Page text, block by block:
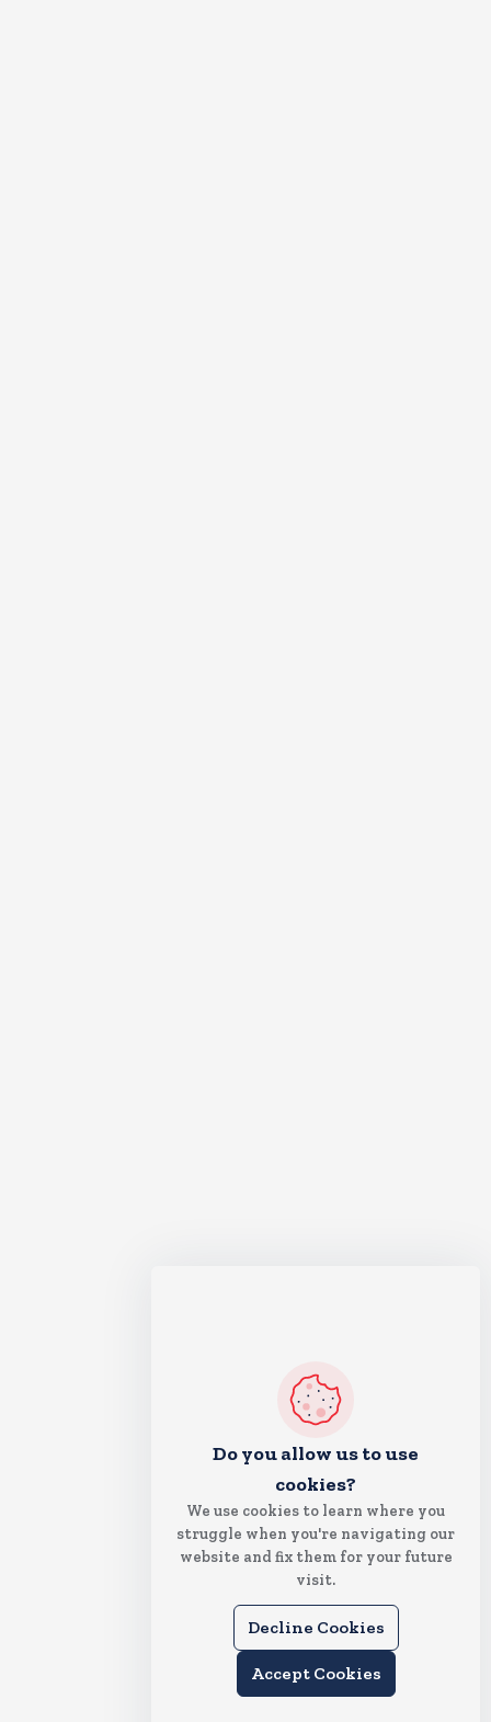
Do you allow us to use
cookies?
We use cookies to learn where you
struggle when you're navigating our
website and fix them for your future
visit.
Decline Cookies
Accept Cookies